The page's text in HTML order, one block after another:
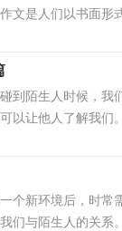
文是人们以书面形
加简单方便，下面
到陌生人时候，我
以让他人了解我们
小编为大家收集的
个新环境后，时常
们与陌生人的关系